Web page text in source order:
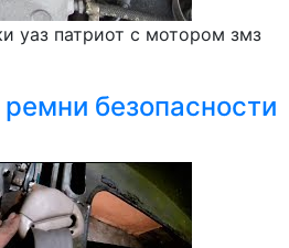
уаз патриот с мотором змз
безопасности